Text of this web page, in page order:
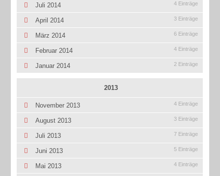
Juli 2014 4 Einträge
April 2014 3 Einträge
März 2014 6 Einträge
Februar 2014 4 Einträge
Januar 2014 2 Einträge
2013
November 2013 4 Einträge
August 2013 3 Einträge
Juli 2013 7 Einträge
Juni 2013 5 Einträge
Mai 2013 4 Einträge